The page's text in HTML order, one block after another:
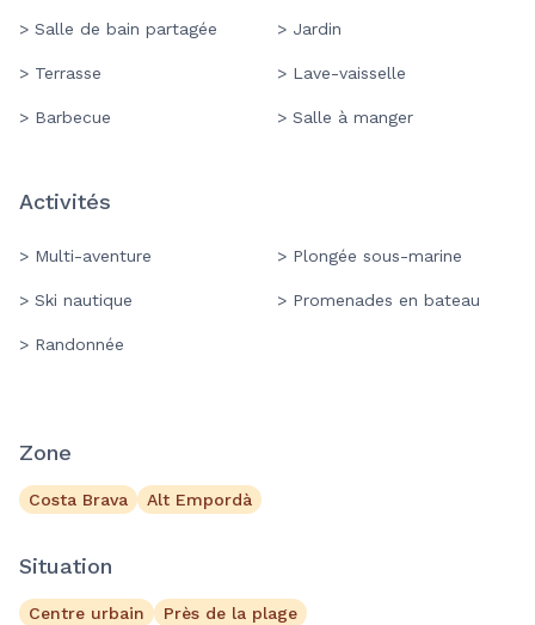
> Salle de bain partagée > Jardin
> Terrasse > Lave-vaisselle
> Barbecue > Salle à manger
Activités
> Multi-aventure > Plongée sous-marine
> Ski nautique > Promenades en bateau
> Randonnée
Zone
Costa Brava Alt Empordà
Situation
Centre urbain Près de la plage